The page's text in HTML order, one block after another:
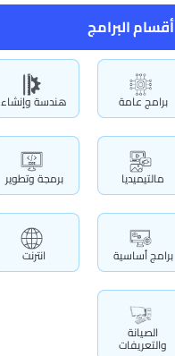
أقسام البرامج
برامج عامة هندسة وإنشاء
مالتيميديا برمجة وتطوير
برامج أساسية انترنت
الصيانة
والتعريفات